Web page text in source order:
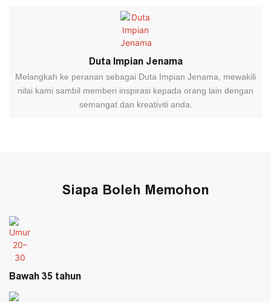
Duta Impian Jenama
Melangkah ke peranan sebagai Duta Impian Jenama, mewakili
nilai kami sambil memberi inspirasi kepada orang lain dengan
semangat dan kreativiti anda.
Siapa Boleh Memohon
Bawah 35 tahun